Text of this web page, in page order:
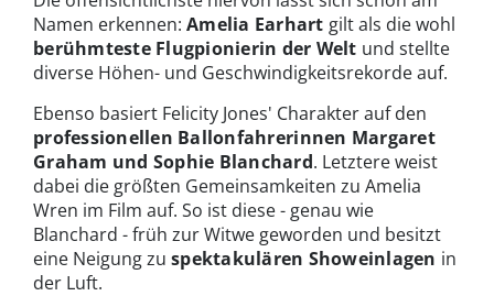
Namen erkennen: Amelia Earhart gilt als die wohl
berühmteste Flugpionierin der Welt und stellte
diverse Höhen- und Geschwindigkeitsrekorde auf.
Ebenso basiert Felicity Jones' Charakter auf den
professionellen Ballonfahrerinnen Margaret
Graham und Sophie Blanchard. Letztere weist
dabei die größten Gemeinsamkeiten zu Amelia
Wren im Film auf. So ist diese - genau wie
Blanchard - früh zur Witwe geworden und besitzt
eine Neigung zu spektakulären Showeinlagen in
der Luft.